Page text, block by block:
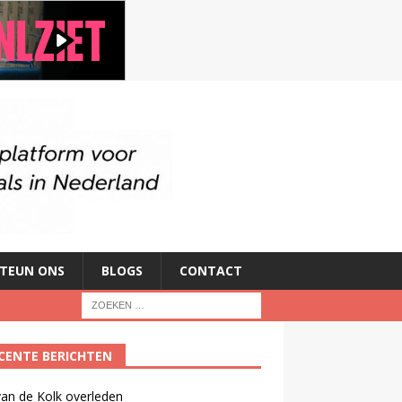
ONS BLOGS CONTACT
BERICHTEN
de Kolk overleden